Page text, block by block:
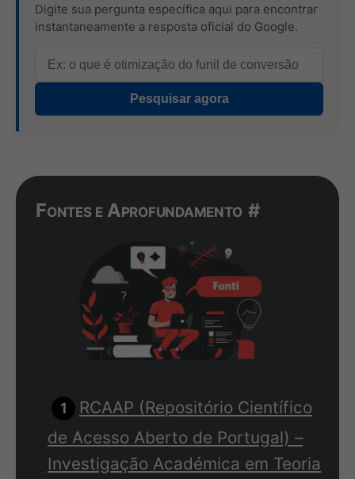
Digite sua pergunta específica aqui para encontrar
instantaneamente a resposta oficial do Google.
Pesquisar agora
Fontes e Aprofundamento #
RCAAP (Repositório Científico
de Acesso Aberto de Portugal) –
Investigação Académica em Teoria